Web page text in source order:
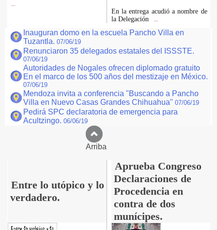
En la entrega acudió a nombre de
la Delegación
Inauguran domo en la escuela Pancho Villa en
Tuzantla. 07/06/19
Renunciaron 35 delegados estatales del ISSSTE.
07/06/19
Autoridades de Nogales ofrecen diplomado gratuito
En el marco de los 500 años del mestizaje en México.
07/06/19
Mendoza invita a conferencia "Buscando a Pancho
Villa en Nuevo Casas Grandes Chihuahua" 07/06/19
Pedirá SPC declaratoria de emergencia para
Acultzingo. 06/06/19
Arriba
Entre lo utópico y lo
verdadero.
Aprueba Congreso
Declaraciones de
Procedencia en
contra de dos
munícipes.